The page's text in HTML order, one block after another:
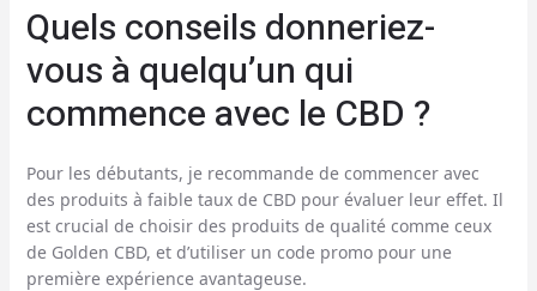
Quels conseils donneriez-
vous à quelqu’un qui
commence avec le CBD ?
Pour les débutants, je recommande de commencer avec
des produits à faible taux de CBD pour évaluer leur effet. Il
est crucial de choisir des produits de qualité comme ceux
de Golden CBD, et d’utiliser un code promo pour une
première expérience avantageuse.